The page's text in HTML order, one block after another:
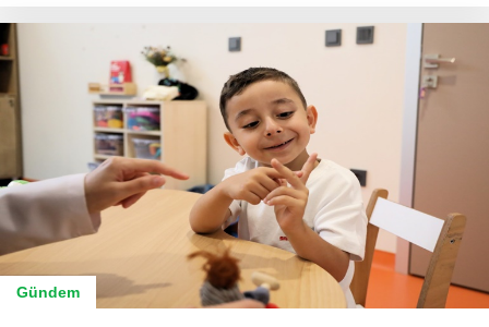
Gündem